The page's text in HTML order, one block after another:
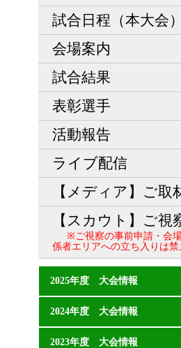
試合日程（本大会）
会場案内
試合結果
表彰選手
活動報告
ライブ配信
【メディア】ご取
【スカウト】ご視
※ご視察の事前申請・会
係者エリアへの立ち入りは禁
2025年度 大会情報
2024年度 大会情報
2023年度 大会情報